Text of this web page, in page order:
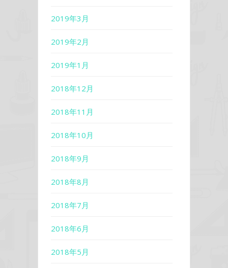
2019年3月
2019年2月
2019年1月
2018年12月
2018年11月
2018年10月
2018年9月
2018年8月
2018年7月
2018年6月
2018年5月